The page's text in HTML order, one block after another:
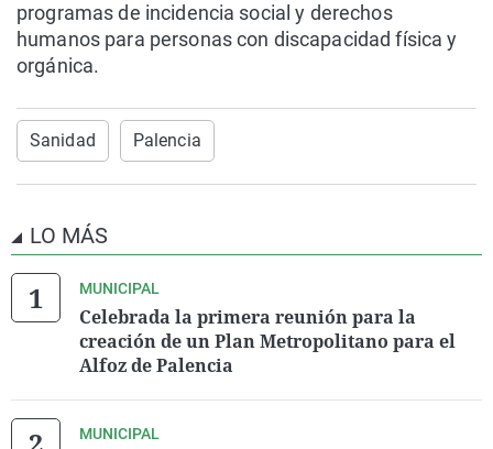
programas de incidencia social y derechos
humanos para personas con discapacidad física y
orgánica.
Sanidad Palencia
LO MÁS
MUNICIPAL
Celebrada la primera reunión para la
creación de un Plan Metropolitano para el
Alfoz de Palencia
MUNICIPAL